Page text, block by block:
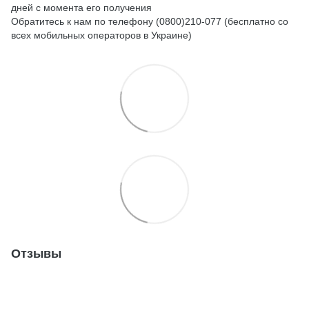
дней с момента его получения
Обратитесь к нам по телефону (0800)210-077 (бесплатно со
всех мобильных операторов в Украине)
Отзывы